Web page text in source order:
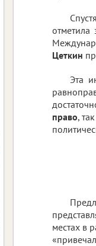
Цеткин
Эта
право,
местах в